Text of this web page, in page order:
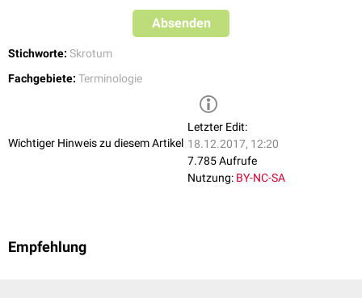
Absenden
Stichworte: Skrotum
Fachgebiete: Terminologie
Wichtiger Hinweis zu diesem Artikel
Letzter Edit:
18.12.2017, 12:20
7.785 Aufrufe
Nutzung: BY-NC-SA
Empfehlung